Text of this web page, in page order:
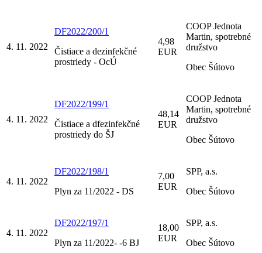
4. 11. 2022
DF2022/200/1
Čistiace a dezinfekčné
prostriedy - OcÚ
4,98
EUR
COOP Jednota
Martin, spotrebné
družstvo
Obec Šútovo
4. 11. 2022
DF2022/199/1
Čistiace a dfezinfekčné
prostriedy do ŠJ
48,14
EUR
COOP Jednota
Martin, spotrebné
družstvo
Obec Šútovo
4. 11. 2022
DF2022/198/1
Plyn za 11/2022 - DS
7,00
EUR
SPP, a.s.
Obec Šútovo
4. 11. 2022
DF2022/197/1
Plyn za 11/2022- -6 BJ
18,00
EUR
SPP, a.s.
Obec Šútovo